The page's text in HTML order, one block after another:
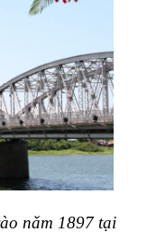
năm 1897 tại